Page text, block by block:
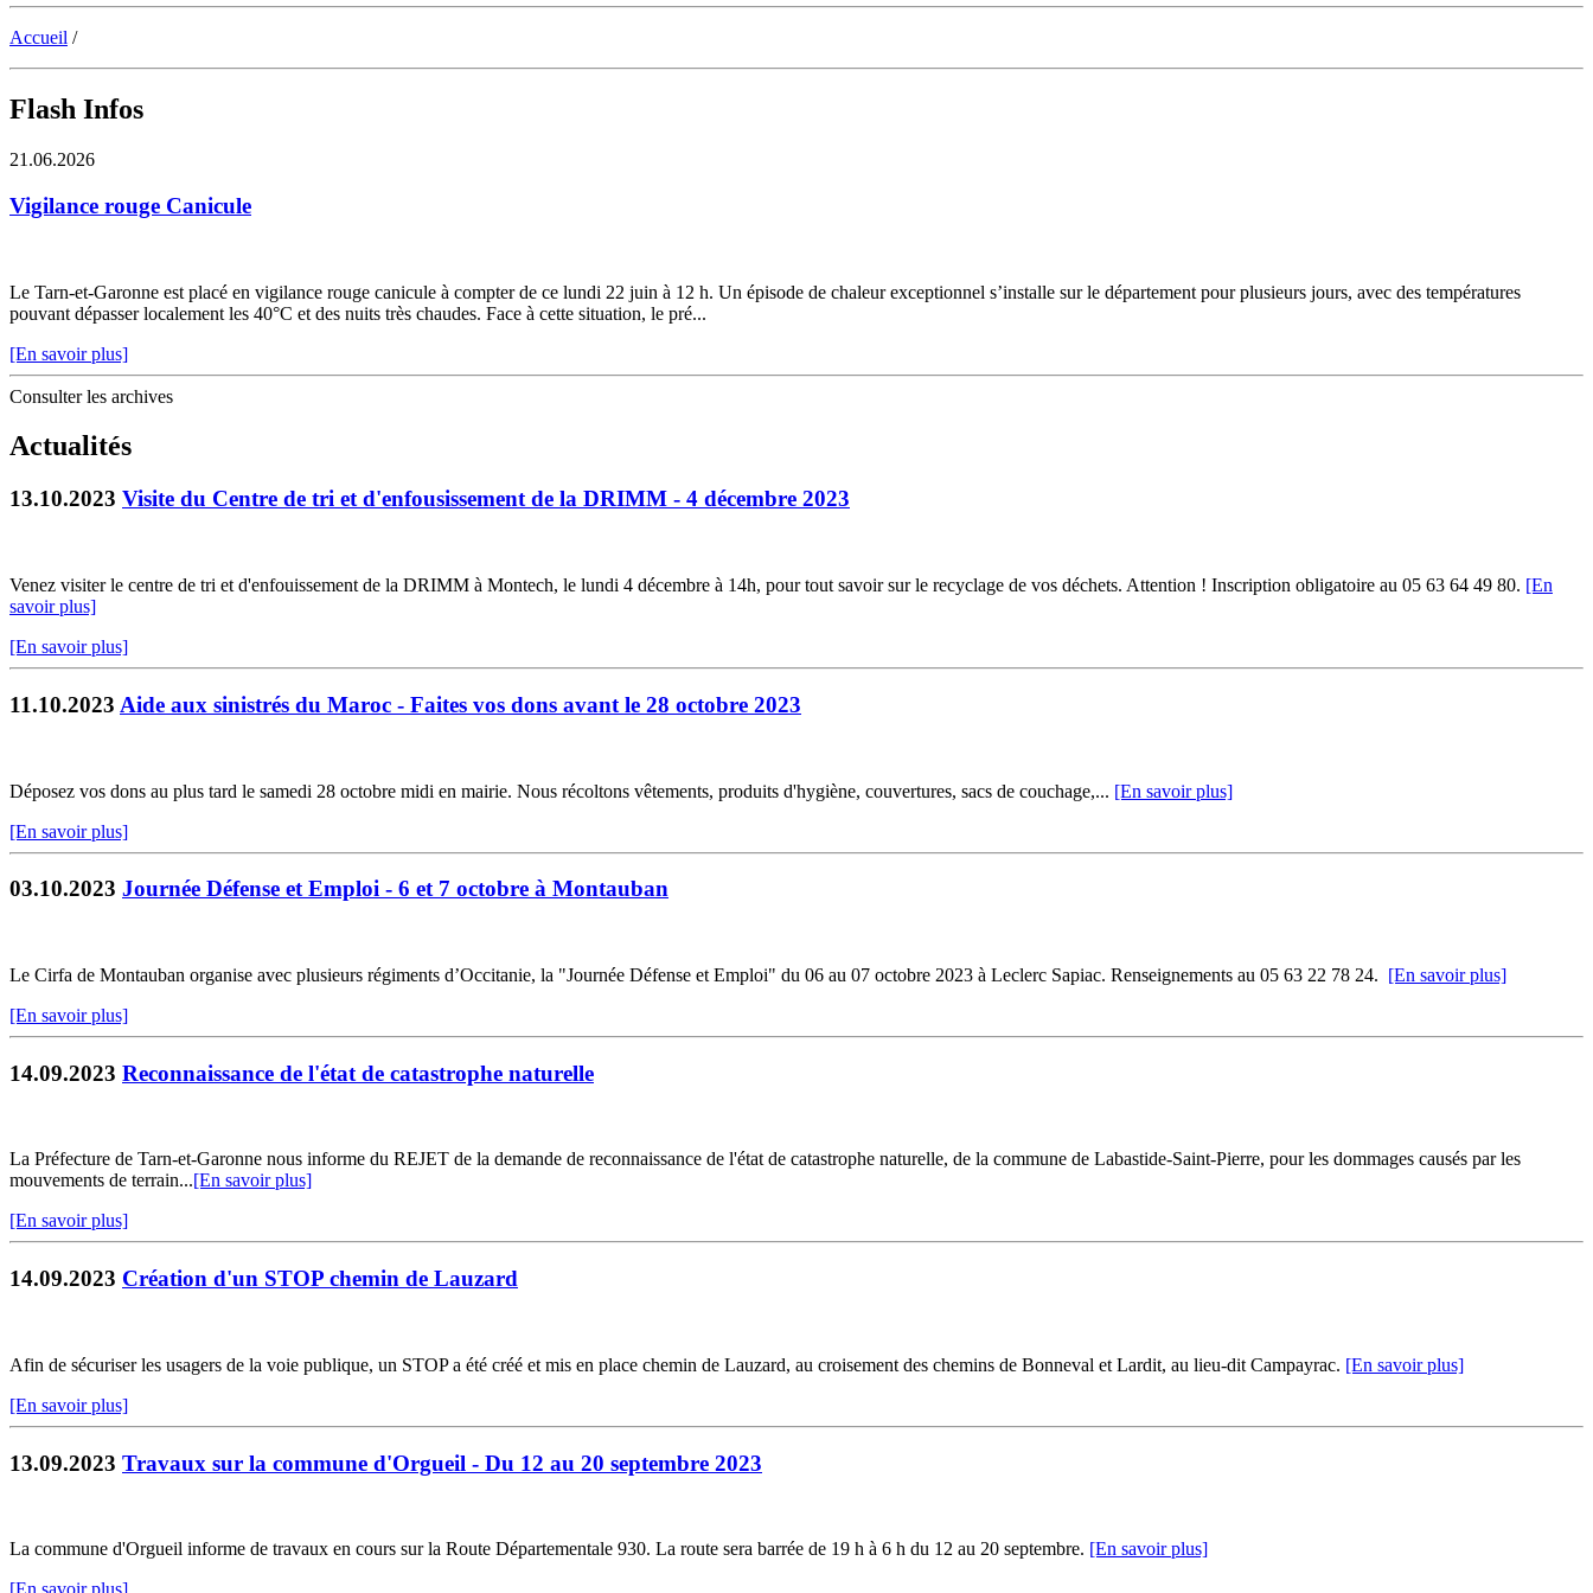
Accueil /
Flash Infos
21.06.2026
Vigilance rouge Canicule
Le Tarn-et-Garonne est placé en vigilance rouge canicule à compter de ce lundi 22 juin à 12 h. Un épisode de chaleur exceptionnel s’installe sur le département pour plusieurs jours, avec des températures
pouvant dépasser localement les 40°C et des nuits très chaudes. Face à cette situation, le pré...
[En savoir plus]
Consulter les archives
Actualités
13.10.2023 Visite du Centre de tri et d'enfousissement de la DRIMM - 4 décembre 2023
Venez visiter le centre de tri et d'enfouissement de la DRIMM à Montech, le lundi 4 décembre à 14h, pour tout savoir sur le recyclage de vos déchets. Attention ! Inscription obligatoire au 05 63 64 49 80. [En
savoir plus]
[En savoir plus]
11.10.2023 Aide aux sinistrés du Maroc - Faites vos dons avant le 28 octobre 2023
Déposez vos dons au plus tard le samedi 28 octobre midi en mairie. Nous récoltons vêtements, produits d'hygiène, couvertures, sacs de couchage,... [En savoir plus]
[En savoir plus]
03.10.2023 Journée Défense et Emploi - 6 et 7 octobre à Montauban
Le Cirfa de Montauban organise avec plusieurs régiments d’Occitanie, la "Journée Défense et Emploi" du 06 au 07 octobre 2023 à Leclerc Sapiac. Renseignements au 05 63 22 78 24. [En savoir plus]
[En savoir plus]
14.09.2023 Reconnaissance de l'état de catastrophe naturelle
La Préfecture de Tarn-et-Garonne nous informe du REJET de la demande de reconnaissance de l'état de catastrophe naturelle, de la commune de Labastide-Saint-Pierre, pour les dommages causés par les
mouvements de terrain...[En savoir plus]
[En savoir plus]
14.09.2023 Création d'un STOP chemin de Lauzard
Afin de sécuriser les usagers de la voie publique, un STOP a été créé et mis en place chemin de Lauzard, au croisement des chemins de Bonneval et Lardit, au lieu-dit Campayrac. [En savoir plus]
[En savoir plus]
13.09.2023 Travaux sur la commune d'Orgueil - Du 12 au 20 septembre 2023
La commune d'Orgueil informe de travaux en cours sur la Route Départementale 930. La route sera barrée de 19 h à 6 h du 12 au 20 septembre. [En savoir plus]